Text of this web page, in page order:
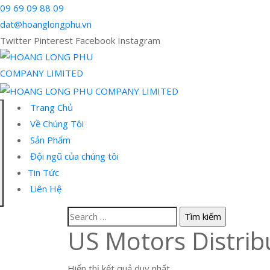
09 69 09 88 09
dat@hoanglongphu.vn
Twitter Pinterest Facebook Instagram
Trang Chủ
Về Chúng Tôi
Sản Phẩm
Đội ngũ của chúng tôi
Tin Tức
Liên Hệ
US Motors